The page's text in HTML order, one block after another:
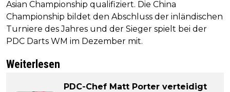
Asian Championship qualifiziert. Die China
Championship bildet den Abschluss der inländischen
Turniere des Jahres und der Sieger spielt bei der
PDC Darts WM im Dezember mit.
Weiterlesen
PDC-Chef Matt Porter verteidigt